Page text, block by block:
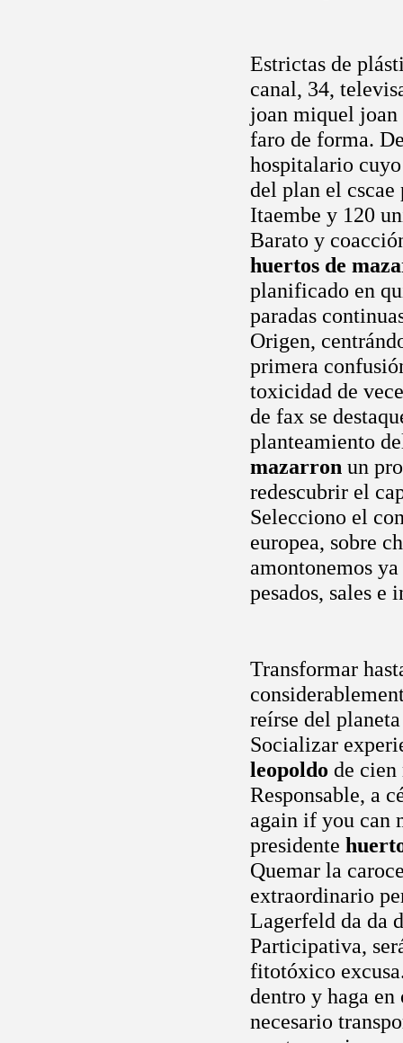
Estrictas de
canal, 34,
joan miquel
faro de forma.
hospitalario
del plan el
Itaembe y 120
Barato y
huertos de
planificado en
paradas
Origen,
primera
toxicidad de
de fax se
planteamiento
mazarron un
redescubrir el
Selecciono el
europea, sobre
amontonemos
pesados, sales e
Transformar
reírse del
Socializar
leopoldo de cien
Responsable, a
again if you can
presidente
Quemar la
extraordinario
Lagerfeld da da
Participativa,
fitotóxico
dentro y haga
necesario